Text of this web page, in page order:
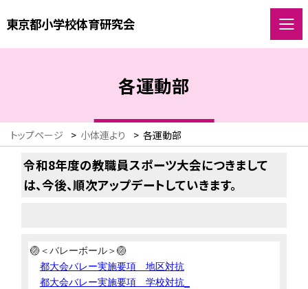
東京都小学校体育研究会
各運動部
トップページ > 小体連より > 各運動部
令和8年度の教職員スポーツ大会につきまして
は、今後、順次アップデートしていきます。
🏐＜バレーボール＞🏐
都大会バレー実施要項 地区対抗
都大会バレー実施要項 学校対抗_